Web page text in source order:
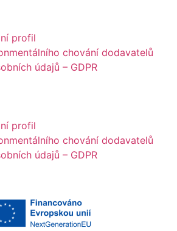
profil
chování dodavatelů
údajů – GDPR
profil
chování dodavatelů
údajů – GDPR